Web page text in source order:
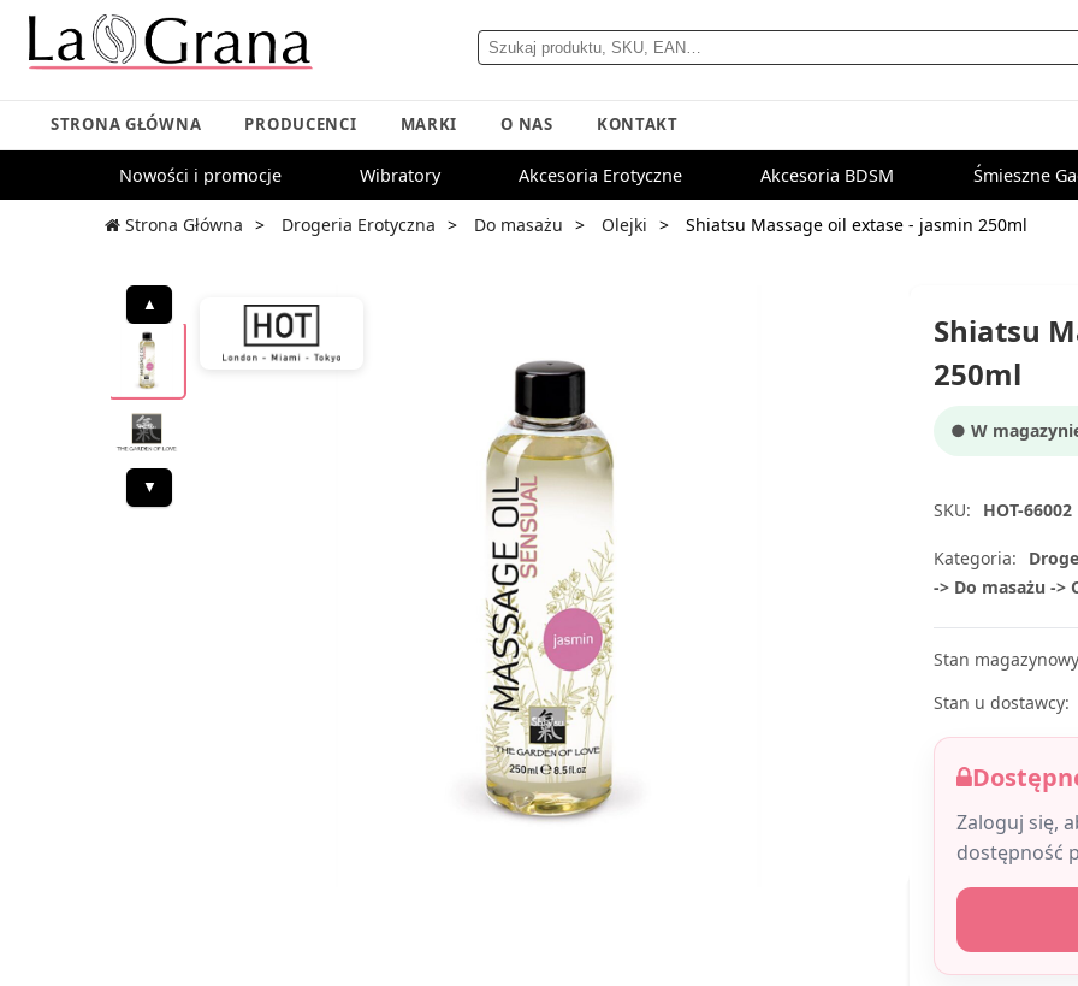
STRONA GŁÓWNA PRODUCENCI MARKI O NAS KONTAKT
Nowości i promocje Wibratory Akcesoria Erotyczne Akcesoria BDSM Śmieszne
Strona Główna Drogeria Erotyczna Do masażu Olejki Shiatsu Massage oil extase - jasmin 250ml
▲
▼
Shiatsu
250ml
● W
SKU: HOT-66002
Kategoria:
-> Do masażu ->
Stan
Stan u dostawcy:
Zaloguj się,
dostępność